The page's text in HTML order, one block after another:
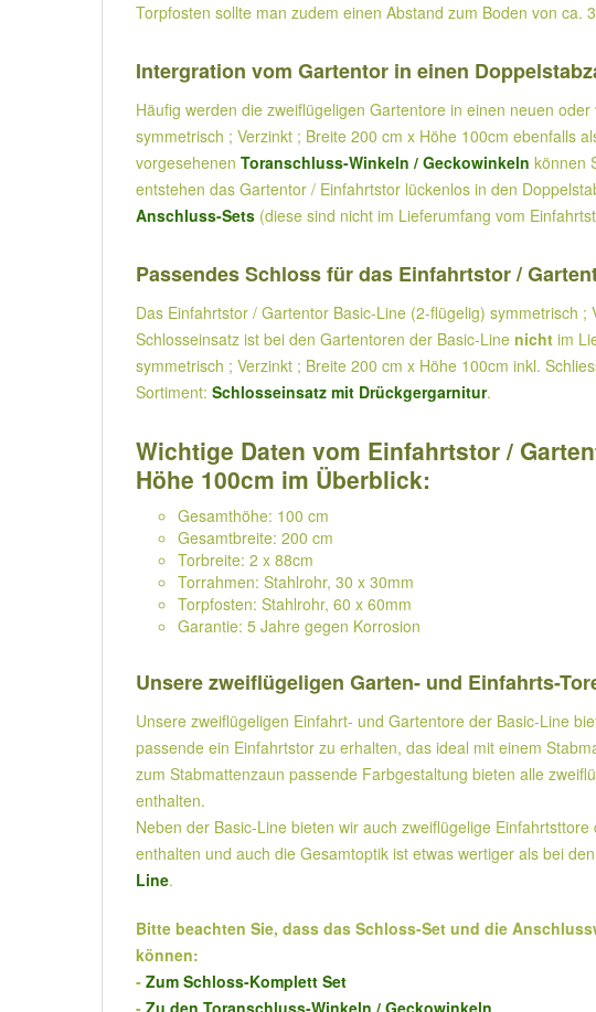
Torpfosten sollte man zudem einen Abstand zum Boden von
Intergration vom Gartentor in einen
Häufig werden die zweiflügeligen Gartentore in einen neuen
symmetrisch ; Verzinkt ; Breite 200 cm x Höhe 100cm ebenfalls
vorgesehenen Toranschluss-Winkeln / Geckowinkeln können
entstehen das Gartentor / Einfahrtstor lückenlos in den
Anschluss-Sets (diese sind nicht im Lieferumfang vom
Passendes Schloss für das Einfahrtstor /
Das Einfahrtstor / Gartentor Basic-Line (2-flügelig) symmetrisch
Schlosseinsatz ist bei den Gartentoren der Basic-Line nicht im
symmetrisch ; Verzinkt ; Breite 200 cm x Höhe 100cm inkl.
Sortiment: Schlosseinsatz mit Drückgergarnitur.
Wichtige Daten vom Einfahrtstor /
Höhe 100cm im Überblick:
Gesamthöhe: 100 cm
Gesamtbreite: 200 cm
Torbreite: 2 x 88cm
Torrahmen: Stahlrohr, 30 x 30mm
Torpfosten: Stahlrohr, 60 x 60mm
Garantie: 5 Jahre gegen Korrosion
Unsere zweiflügeligen Garten- und Einfahrts-
Unsere zweiflügeligen Einfahrt- und Gartentore der Basic-Line
passende ein Einfahrtstor zu erhalten, das ideal mit einem
zum Stabmattenzaun passende Farbgestaltung bieten alle
enthalten.
Neben der Basic-Line bieten wir auch zweiflügelige
enthalten und auch die Gesamtoptik ist etwas wertiger als bei
Line.
Bitte beachten Sie, dass das Schloss-Set und die
können:
- Zum Schloss-Komplett Set
- Zu den Toranschluss-Winkeln / Geckowinkeln